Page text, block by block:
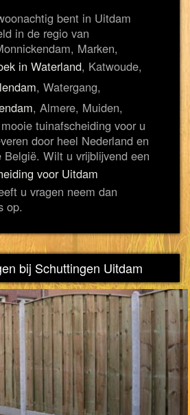
bent in Uitdam
in de regio van
Marken,
in Waterland, Katwoude,
, Watergang,
, Almere, Muiden,
tuinafscheiding voor u
door heel Nederland en
Wilt u vrijblijvend een
voor Uitdam
u vragen neem dan
op.
bij Schuttingen Uitdam